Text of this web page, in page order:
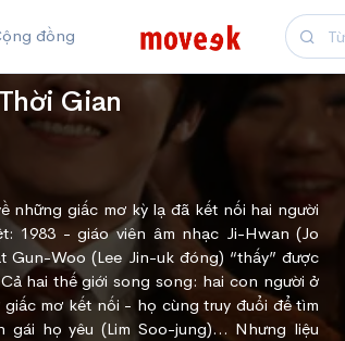
đồng
Gian
những giấc mơ kỳ lạ đã kết nối hai người
1983 - giáo viên âm nhạc Ji-Hwan (Jo
Gun-Woo (Lee Jin-uk đóng) “thấy” được
hai thế giới song song: hai con người ở
mơ kết nối - họ cùng truy đuổi để tìm
họ yêu (Lim Soo-jung)... Nhưng liệu